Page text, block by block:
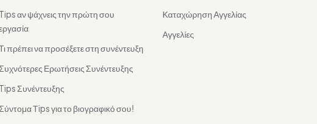
Tips αν ψάχνεις την πρώτη σου
πρέπει να προσέξετε στη συνέντευξη
Συχνότερες Ερωτήσεις Συνέντευξης
Tips Συνέντευξης
Σύντομα Τips για το βιογραφικό σου!
Καταχώρηση Αγγελίας
Αγγελίες